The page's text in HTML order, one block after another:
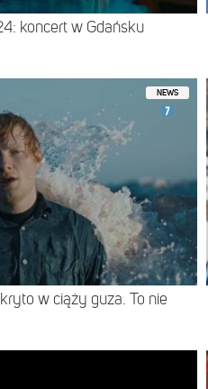
koncert w Gdańsku
NEWS
w ciąży guza. To nie